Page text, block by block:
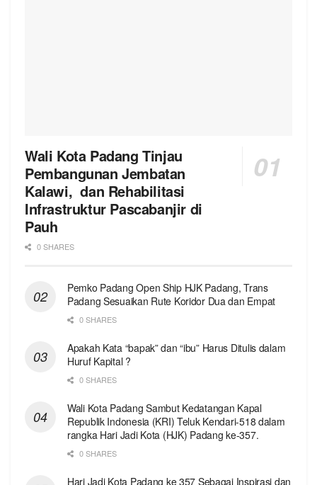
Wali Kota Padang Tinjau
Pembangunan Jembatan
Kalawi, dan Rehabilitasi
Infrastruktur Pascabanjir di
Pauh
0 SHARES
Pemko Padang Open Ship HJK Padang, Trans
Padang Sesuaikan Rute Koridor Dua dan Empat
0 SHARES
Apakah Kata “bapak” dan “ibu” Harus Ditulis dalam
Huruf Kapital ?
0 SHARES
Wali Kota Padang Sambut Kedatangan Kapal
Republik Indonesia (KRI) Teluk Kendari-518 dalam
rangka Hari Jadi Kota (HJK) Padang ke-357.
0 SHARES
Hari Jadi Kota Padang ke 357 Sebagai Inspirasi dan